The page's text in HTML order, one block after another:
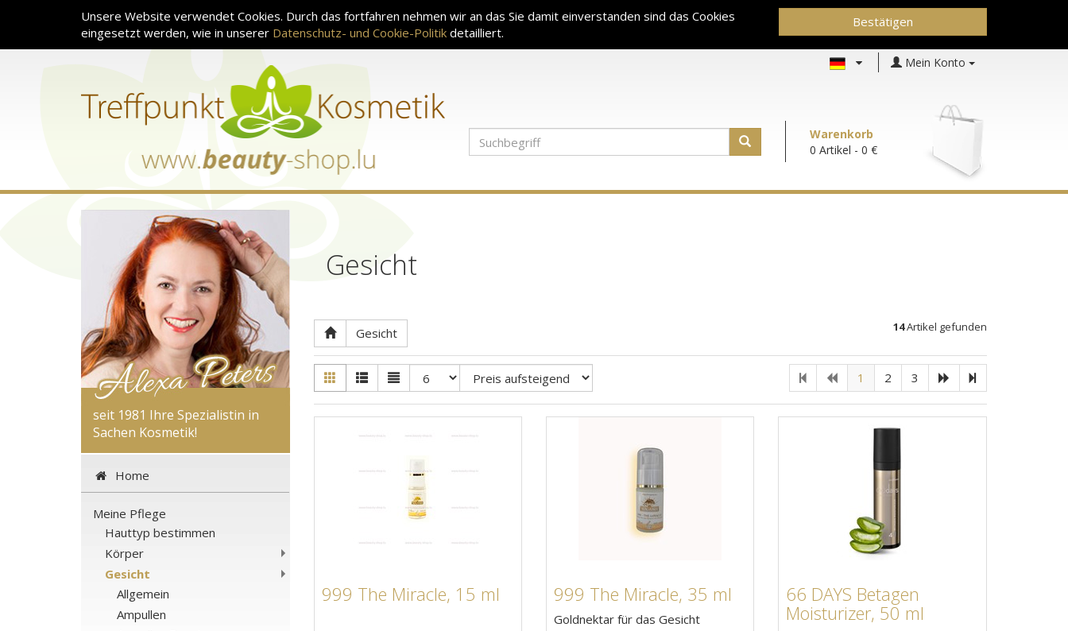
Unsere Website verwendet Cookies. Durch das fortfahren nehmen wir an das Sie damit einverstanden sind das Cookies
eingesetzt werden, wie in unserer Datenschutz- und Cookie-Politik detailliert.
Bestätigen
Mein Konto
Warenkorb
0 Artikel - 0 €
seit 1981 Ihre Spezialistin in
Sachen Kosmetik!
Home
Meine Pflege
Hauttyp bestimmen
Körper
Gesicht
Allgemein
Ampullen
Gesicht
Gesicht 14Artikel gefunden
1 2 3
999 The Miracle, 15 ml 999 The Miracle, 35 ml
Goldnektar für das Gesicht
66 DAYS Betagen
Moisturizer, 50 ml